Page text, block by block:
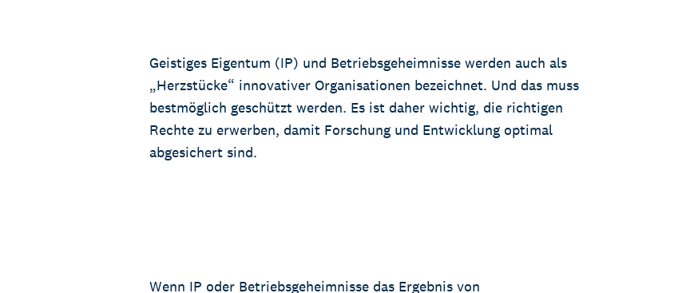
Geistiges Eigentum (IP) und Betriebsgeheimnisse werden auch als
„Herzstücke“ innovativer Organisationen bezeichnet. Und das muss
bestmöglich geschützt werden. Es ist daher wichtig, die richtigen
Rechte zu erwerben, damit Forschung und Entwicklung optimal
abgesichert sind.
Wenn IP oder Betriebsgeheimnisse das Ergebnis von